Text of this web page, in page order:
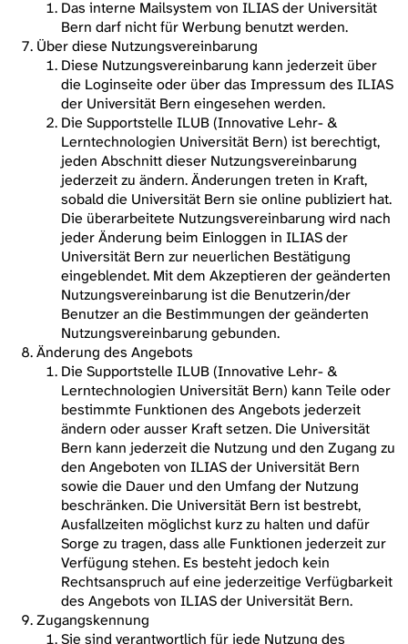
Das interne Mailsystem von ILIAS der Universität
Bern darf nicht für Werbung benutzt werden.
Über diese Nutzungsvereinbarung
Diese Nutzungsvereinbarung kann jederzeit über
die Loginseite oder über das Impressum des ILIAS
der Universität Bern eingesehen werden.
Die Supportstelle ILUB (Innovative Lehr- &
Lerntechnologien Universität Bern) ist berechtigt,
jeden Abschnitt dieser Nutzungsvereinbarung
jederzeit zu ändern. Änderungen treten in Kraft,
sobald die Universität Bern sie online publiziert hat.
Die überarbeitete Nutzungsvereinbarung wird nach
jeder Änderung beim Einloggen in ILIAS der
Universität Bern zur neuerlichen Bestätigung
eingeblendet. Mit dem Akzeptieren der geänderten
Nutzungsvereinbarung ist die Benutzerin/der
Benutzer an die Bestimmungen der geänderten
Nutzungsvereinbarung gebunden.
Änderung des Angebots
Die Supportstelle ILUB (Innovative Lehr- &
Lerntechnologien Universität Bern) kann Teile oder
bestimmte Funktionen des Angebots jederzeit
ändern oder ausser Kraft setzen. Die Universität
Bern kann jederzeit die Nutzung und den Zugang zu
den Angeboten von ILIAS der Universität Bern
sowie die Dauer und den Umfang der Nutzung
beschränken. Die Universität Bern ist bestrebt,
Ausfallzeiten möglichst kurz zu halten und dafür
Sorge zu tragen, dass alle Funktionen jederzeit zur
Verfügung stehen. Es besteht jedoch kein
Rechtsanspruch auf eine jederzeitige Verfügbarkeit
des Angebots von ILIAS der Universität Bern.
Zugangskennung
Sie sind verantwortlich für jede Nutzung des